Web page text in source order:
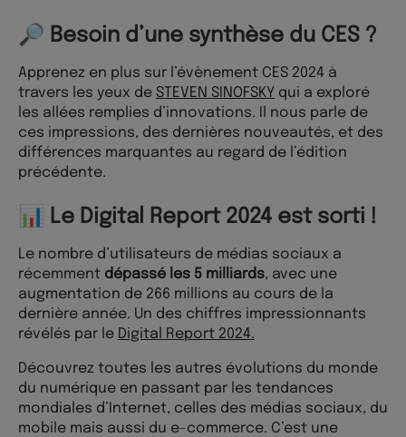
🔎 Besoin d’une synthèse du CES ?
Apprenez en plus sur l’évènement CES 2024 à
travers les yeux de STEVEN SINOFSKY qui a exploré
les allées remplies d’innovations. Il nous parle de
ces impressions, des dernières nouveautés, et des
différences marquantes au regard de l’édition
précédente.
📊 Le Digital Report 2024 est sorti !
Le nombre d’utilisateurs de médias sociaux a
récemment dépassé les 5 milliards, avec une
augmentation de 266 millions au cours de la
dernière année. Un des chiffres impressionnants
révélés par le Digital Report 2024.
Découvrez toutes les autres évolutions du monde
du numérique en passant par les tendances
mondiales d’Internet, celles des médias sociaux, du
mobile mais aussi du e-commerce. C’est une